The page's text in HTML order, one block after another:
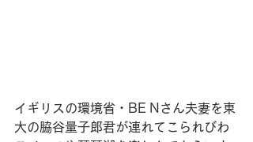
イギリスの環境省・BE Nさん夫妻を東
大の脇谷量子郎君が連れてこられびわ